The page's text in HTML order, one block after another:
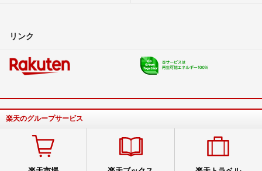
リンク
楽天のグループサービス